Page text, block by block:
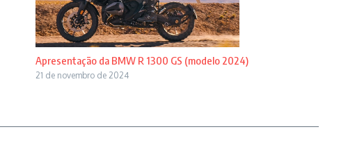
Apresentação da BMW R 1300 GS (modelo 2024)
21 de novembro de 2024